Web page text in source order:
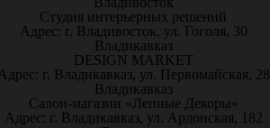
Студия интерьерных решений
Адрес: г. Владивосток, ул. Гоголя, 30
Владикавказ
DESIGN MARKET
г. Владикавказ, ул. Первомайская, 28
Владикавказ
Салон-магазин «Лепные Декоры»
Адрес: г. Владикавказ, ул. Ардонская, 182